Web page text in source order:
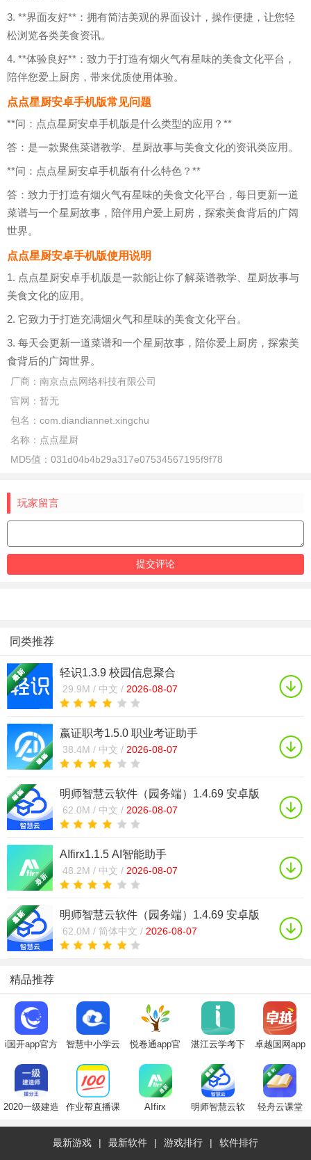
3. **界面友好**：拥有简洁美观的界面设计，操作便捷，让您轻
松浏览各类美食资讯。
4. **体验良好**：致力于打造有烟火气有星味的美食文化平台，
陪伴您爱上厨房，带来优质使用体验。
点点星厨安卓手机版常见问题
**问：点点星厨安卓手机版是什么类型的应用？**
答：是一款聚焦菜谱教学、星厨故事与美食文化的资讯类应用。
**问：点点星厨安卓手机版有什么特色？**
答：致力于打造有烟火气有星味的美食文化平台，每日更新一道
菜谱与一个星厨故事，陪伴用户爱上厨房，探索美食背后的广阔
世界。
点点星厨安卓手机版使用说明
1. 点点星厨安卓手机版是一款能让你了解菜谱教学、星厨故事与
美食文化的应用。
2. 它致力于打造充满烟火气和星味的美食文化平台。
3. 每天会更新一道菜谱和一个星厨故事，陪你爱上厨房，探索美
食背后的广阔世界。
厂商： 南京点点网络科技有限公司
官网： 暂无
包名： com.diandiannet.xingchu
名称： 点点星厨
MD5值： 031d04b4b29a317e07534567195f9f78
玩家留言
同类推荐
轻识1.3.9 校园信息聚合
29.9M / 中文 / 2026-08-07
嬴证职考1.5.0 职业考证助手
38.4M / 中文 / 2026-08-07
明师智慧云软件（园务端）1.4.69 安卓版
62.0M / 中文 / 2026-08-07
AIfirx1.1.5 AI智能助手
48.2M / 中文 / 2026-08-07
明师智慧云软件（园务端）1.4.69 安卓版
62.0M / 简体中文 / 2026-08-07
精品推荐
i国开app官方
2024最新版
智慧中小学云
下载2024最新
版
悦卷通app官
新版
湛江云学考下
卓越国网app
2020一级建造
作业帮直播课
AIfirx
明师智慧云软
轻舟云课堂
最新游戏 | 最新软件 | 游戏排行 | 软件排行